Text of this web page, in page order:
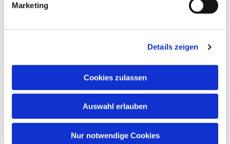
Marketing
Details zeigen
Cookies zulassen
Auswahl erlauben
Nur notwendige Cookies